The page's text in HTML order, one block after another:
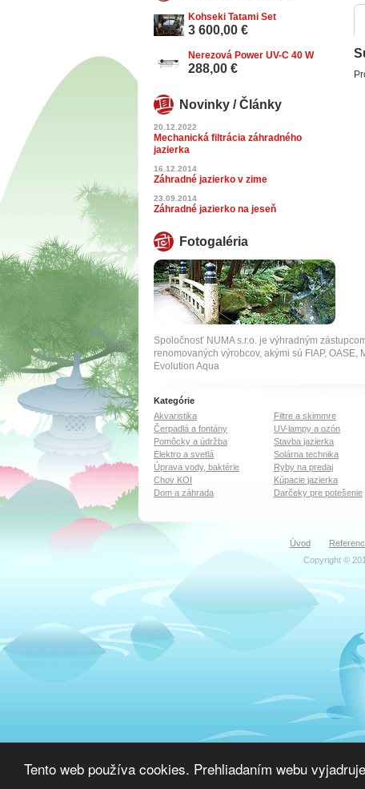
Tento web používa cookies. Prehliadaním webu
Kohseki Tatami Set
3 600,00 €
Nerezová Power UV-C 40 W
288,00 €
Novinky / Články
20.12.2022
Mechanická filtrácia záhradného
jazierka
16.12.2014
Záhradné jazierko v zime
23.09.2014
Záhradné jazierko na jeseň
Fotogaléria
Spoločnosť NUMA s.r.o. je výhradným
renomovaných výrobcov, akými sú FIAP, OASE,
Evolution Aqua
Kategórie
Akvaristika
Filtre a skimmre
Čerpadlá a fontány
UV-lampy a ozón
Pomôcky a údržba
Stavba jazierka
Elektro a svetlá
Solárna technika
Úprava vody, baktérie
Ryby na predaj
Chov KOI
Kúpacie jazierka
Dom a záhrada
Darčeky pre potešenie
Úvod
Copyright ©